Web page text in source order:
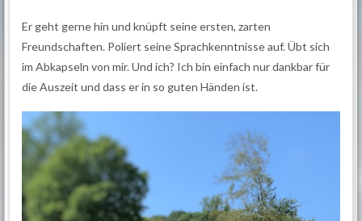
Er geht gerne hin und knüpft seine ersten, zarten
Freundschaften. Poliert seine Sprachkenntnisse auf. Übt sich
im Abkapseln von mir. Und ich? Ich bin einfach nur dankbar für
die Auszeit und dass er in so guten Händen ist.